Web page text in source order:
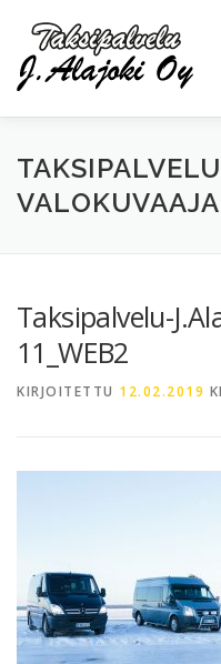
sisältöön
PALVELUT YRITYS
Taksipalvelu-
11_WEB2
KIRJOITETTU 12.02.2019